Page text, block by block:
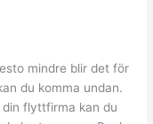
mindre blir det för
du komma undan.
flyttfirma kan du